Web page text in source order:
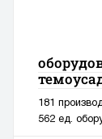
181
562 ед.